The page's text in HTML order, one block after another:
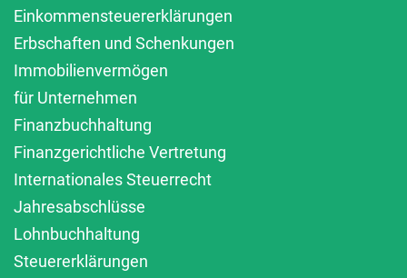
Einkommensteuererklärungen
Erbschaften und Schenkungen
Immobilienvermögen
für Unternehmen
Finanzbuchhaltung
Finanzgerichtliche Vertretung
Internationales Steuerrecht
Jahresabschlüsse
Lohnbuchhaltung
Steuererklärungen